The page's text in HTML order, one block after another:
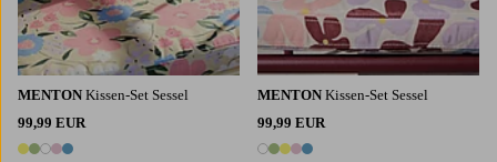
MENTON Kissen-Set Sessel
99,99 EUR
MENTON Kissen-Set Sessel
99,99 EUR